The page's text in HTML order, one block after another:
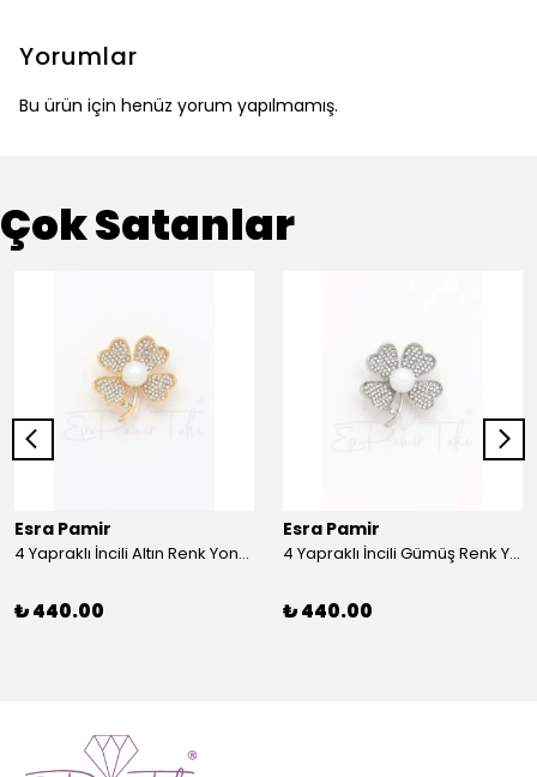
Yorumlar
Bu ürün için henüz yorum yapılmamış.
Çok Satanlar
Esra Pamir
4 Yapraklı İncili Altın Renk Yonca Broş
₺ 440.00
Esra Pamir
4 Yapraklı İncili Gümüş Renk Yonca Broş
₺ 440.00